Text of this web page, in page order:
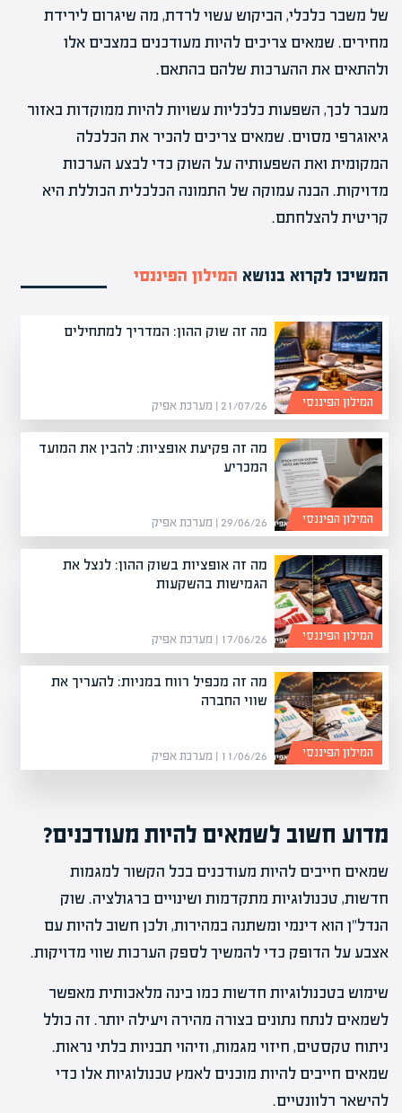
של משבר כלכלי, הביקוש עשוי לרדת, מה שיגרום לירידת
מחירים. שמאים צריכים להיות מעודכנים במצבים אלו
ולהתאים את ההערכות שלהם בהתאם.
מעבר לכך, השפעות כלכליות עשויות להיות ממוקדות באזור
גיאוגרפי מסוים. שמאים צריכים להכיר את הכלכלה
המקומית ואת השפעותיה על השוק כדי לבצע הערכות
מדויקות. הבנה עמוקה של התמונה הכלכלית הכוללת היא
קריטית להצלחתם.
המשיכו לקרוא בנושא המילון הפיננסי
מה זה שוק ההון: המדריך למתחילים
21/07/26 | מערכת אפיק המילון הפיננסי
מה זה פקיעת אופציות: להבין את המועד
המכריע
29/06/26 | מערכת אפיק המילון הפיננסי
מה זה אופציות בשוק ההון: לנצל את
הגמישות בהשקעות
17/06/26 | מערכת אפיק המילון הפיננסי
מה זה מכפיל רווח במניות: להעריך את
שווי החברה
11/06/26 | מערכת אפיק המילון הפיננסי
מדוע חשוב לשמאים להיות מעודכנים?
שמאים חייבים להיות מעודכנים בכל הקשור למגמות
חדשות, טכנולוגיות מתקדמות ושינויים ברגולציה. שוק
הנדל"ן הוא דינמי ומשתנה במהירות, ולכן חשוב להיות עם
אצבע על הדופק כדי להמשיך לספק הערכות שווי מדויקות.
שימוש בטכנולוגיות חדשות כמו בינה מלאכותית מאפשר
לשמאים לנתח נתונים בצורה מהירה ויעילה יותר. זה כולל
ניתוח טקסטים, חיזוי מגמות, וזיהוי תבניות בלתי נראות.
שמאים חייבים להיות מוכנים לאמץ טכנולוגיות אלו כדי
להישאר רלוונטיים.